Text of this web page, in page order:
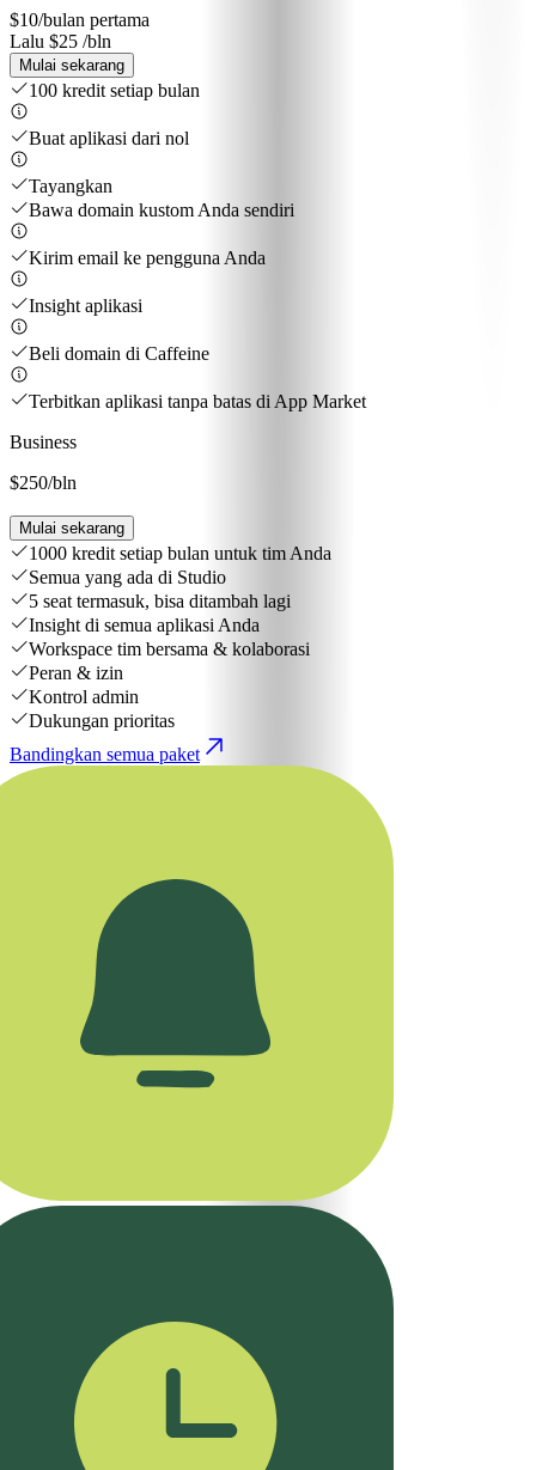
$10/bulan pertama
Lalu $25 /bln
Mulai sekarang
100 kredit setiap bulan
Buat aplikasi dari nol
Tayangkan
Bawa domain kustom Anda sendiri
Kirim email ke pengguna Anda
Insight aplikasi
Beli domain di Caffeine
Terbitkan aplikasi tanpa batas di App Market
Business
$250/bln
Mulai sekarang
1000 kredit setiap bulan untuk tim Anda
Semua yang ada di Studio
5 seat termasuk, bisa ditambah lagi
Insight di semua aplikasi Anda
Workspace tim bersama & kolaborasi
Peran & izin
Kontrol admin
Dukungan prioritas
Bandingkan semua paket